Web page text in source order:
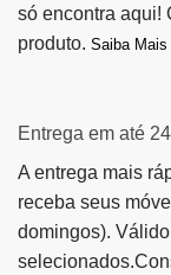
só encontra aqui!
produto. Saiba Mais
Entrega em até
A entrega mais
receba seus
domingos).